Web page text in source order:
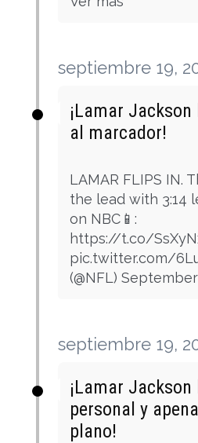
septiembre 19,
¡Lamar
al marcador!
LAMAR FLIPS IN.
the lead with 3:14
on NBC📱:
https://t.co/
pic.twitter.com/
(@NFL) September
septiembre 19,
¡Lamar
personal y
plano!